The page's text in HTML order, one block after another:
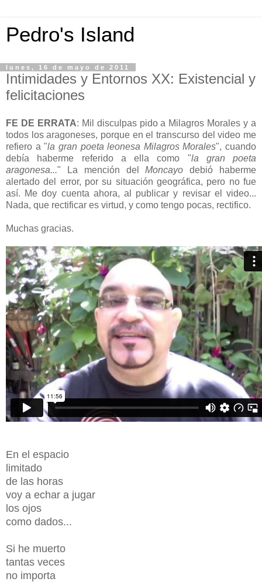
Pedro's Island
lunes, 16 de mayo de 2011
Intimidades y Entornos XX: Existencial y
felicitaciones
FE DE ERRATA: Mil disculpas pido a Milagros Morales y a
todos los aragoneses, porque en el transcurso del video me
refiero a "la gran poeta leonesa Milagros Morales", cuando
debía haberme referido a ella como "la gran poeta
aragonesa..." La mención delMoncayo debió haberme
alertado del error, por su situación geográfica, pero no fue
así. Me doy cuenta ahora, al publicar y revisar el video...
Nada, que rectificar es virtud, y como tengo pocas, rectifico.
Muchas gracias.
En el espacio
limitado
de las horas
voy a echar a jugar
los ojos
como dados...
Si he muerto
tantas veces
no importa